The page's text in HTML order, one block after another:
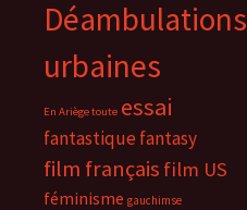
Déambulations
urbaines
En Ariège toute essai
fantastiquefantasy
film français film US
féminisme gauchimse